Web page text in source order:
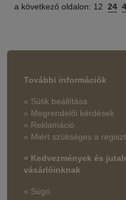
a következő oldalon: 12 24
További információk
» Sütik beállítása
» Megrendelői kérdések
» Reklamáció
» Miért szükséges a
» Kedvezmények és
vásárlóinknak
» Súgó